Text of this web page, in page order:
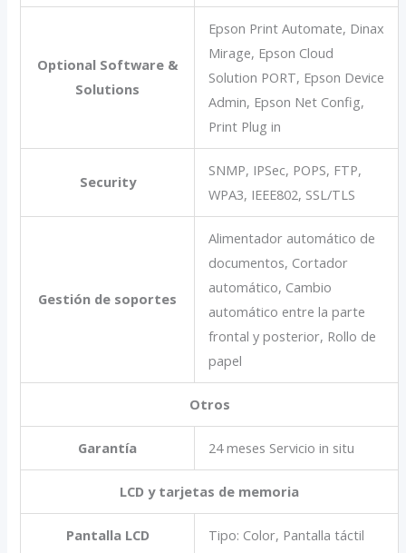
Optional Software &
Solutions
Epson Print Automate, Dinax
Mirage, Epson Cloud
Solution PORT, Epson Device
Admin, Epson Net Config,
Print Plug in
Security
SNMP, IPSec, POPS, FTP,
WPA3, IEEE802, SSL/TLS
Gestión de soportes
Alimentador automático de
documentos, Cortador
automático, Cambio
automático entre la parte
frontal y posterior, Rollo de
papel
Otros
Garantía 24 meses Servicio in situ
LCD y tarjetas de memoria
Pantalla LCD Tipo: Color, Pantalla táctil